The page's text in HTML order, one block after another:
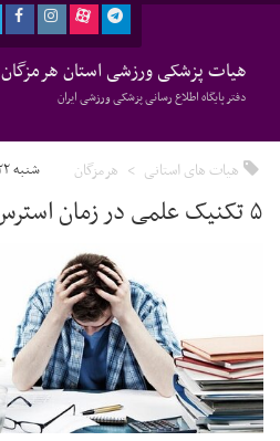
هیات پزشکی ورزشی استان هرمزگان
دفتر پایگاه اطلاع رسانی پزشکی ورزشی ایران
هیات های استانی هرمزگان شنبه ۲۲ فروردین ۱۴۰۵ - ۱۲:۲۶
۵ تکنیک علمی در زمان استرس